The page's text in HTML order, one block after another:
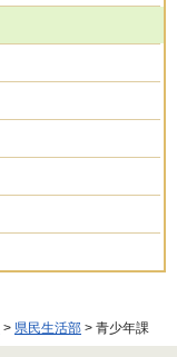
> 県民生活部 > 青少年課